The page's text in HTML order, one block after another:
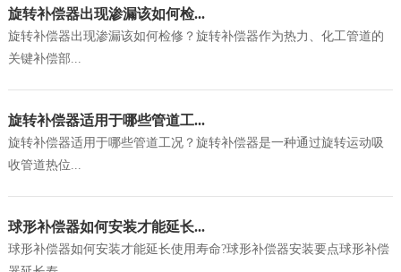
旋转补偿器出现渗漏该如何检...
旋转补偿器出现渗漏该如何检修？旋转补偿器作为热力、化工管道的
关键补偿部...
旋转补偿器适用于哪些管道工...
旋转补偿器适用于哪些管道工况？旋转补偿器是一种通过旋转运动吸
收管道热位...
球形补偿器如何安装才能延长...
球形补偿器如何安装才能延长使用寿命?球形补偿器安装要点球形补偿